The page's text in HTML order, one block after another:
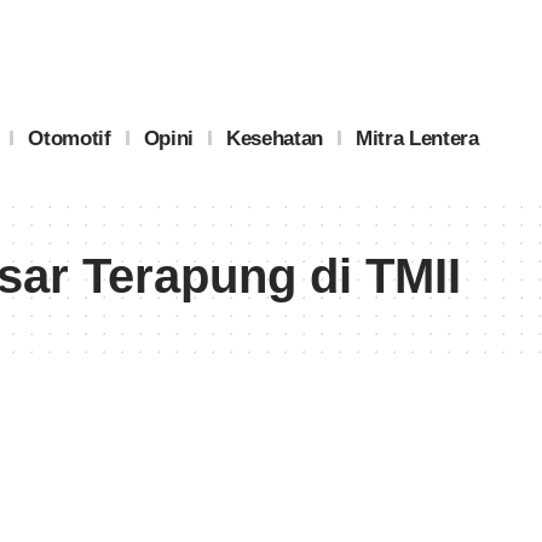
Otomotif Opini Kesehatan Mitra Lentera
Terapung di TMII